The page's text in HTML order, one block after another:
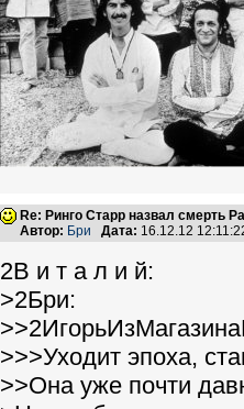
Re: Ринго Старр назвал смерть
Автор: Бри Дата: 16.12.12
2В и т а л и й:
>2Бри:
>>>Уходит эпоха,
>>Она уже почти